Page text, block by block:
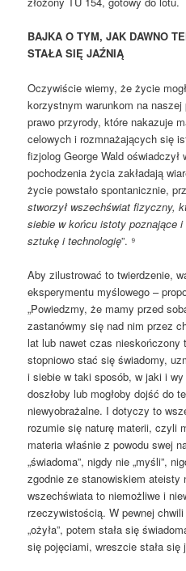
BAJKA O TYM, JAK DAWNO
STAŁA SIĘ JAŹNIĄ
Oczywiście wiemy, że życie
korzystnym warunkom na
prawo przyrody, które nakazuje
celowych i rozmnażających się
fizjolog George Wald
pochodzenia życia zakładają
życie powstało spontanicznie,
stworzył wszechświat fizyczny,
siebie w końcu istoty poznające
sztukę i technologię”. ⁹
Aby zilustrować to twierdzenie,
eksperymentu myślowego –
„Powiedzmy, że mamy przed
zastanówmy się nad nim przez
lat lub nawet czas nieskończony
stopniowo stać się świadomy,
i siebie w taki sposób, w jaki i
doszłoby lub mogłoby dojść do
niewyobrażalne. I dotyczy to
rozumie się naturę materii, czyli
materia właśnie z powodu swej
„świadoma”, nigdy nie „myśli”,
zgodnie ze stanowiskiem ateisty
wszechświata to niemożliwe i
rzeczywistością. W pewnej
„ożyła”, potem stała się
się pojęciami, wreszcie stała